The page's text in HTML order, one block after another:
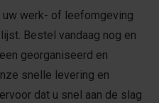
uw werk- of leefomgeving
Bestel vandaag nog en
georganiseerd en
snelle levering en
dat u snel aan de slag